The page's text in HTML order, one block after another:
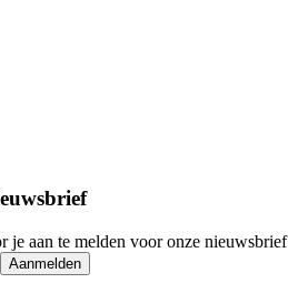
je aan te melden voor onze nieuwsbrief
Aanmelden